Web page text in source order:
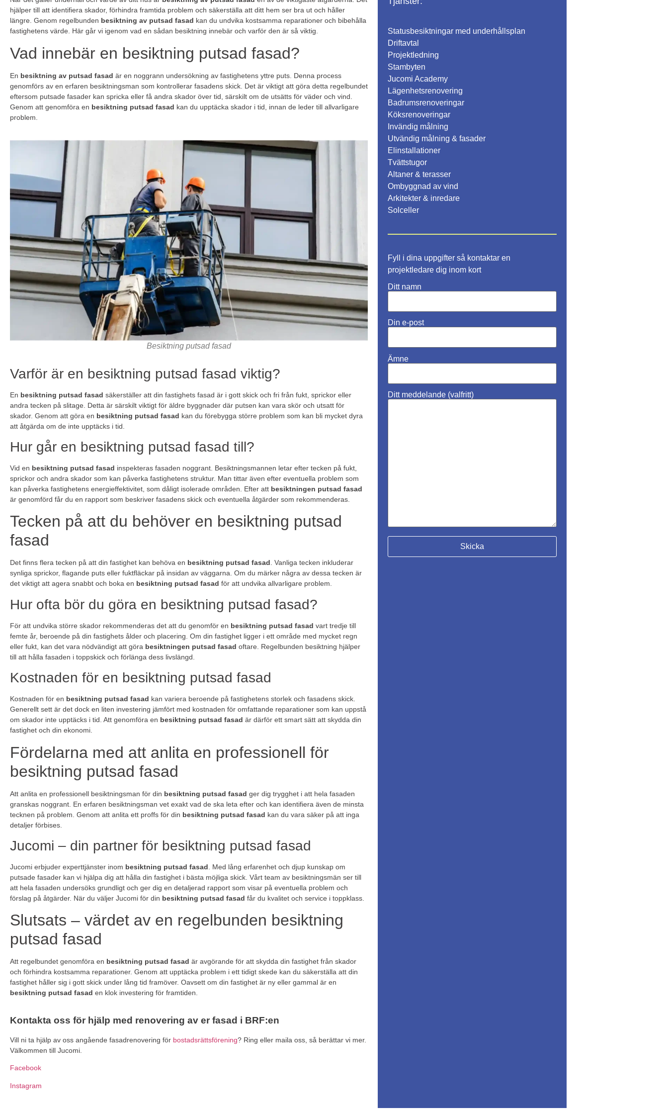
hjälper till att identifiera skador, förhindra framtida problem och säkerställa att ditt hem ser bra ut och håller
längre. Genom regelbunden besiktning av putsad fasad kan du undvika kostsamma reparationer och bibehålla
fastighetens värde. Här går vi igenom vad en sådan besiktning innebär och varför den är så viktig.
Vad innebär en besiktning putsad fasad?
En besiktning av putsad fasad är en noggrann undersökning av fastighetens yttre puts. Denna process
genomförs av en erfaren besiktningsman som kontrollerar fasadens skick. Det är viktigt att göra detta regelbundet
eftersom putsade fasader kan spricka eller få andra skador över tid, särskilt om de utsätts för väder och vind.
Genom att genomföra en besiktning putsad fasad kan du upptäcka skador i tid, innan de leder till allvarligare
problem.
Besiktning putsad fasad
Varför är en besiktning putsad fasad viktig?
En besiktning putsad fasad säkerställer att din fastighets fasad är i gott skick och fri från fukt, sprickor eller
andra tecken på slitage. Detta är särskilt viktigt för äldre byggnader där putsen kan vara skör och utsatt för
skador. Genom att göra en besiktning putsad fasad kan du förebygga större problem som kan bli mycket dyra
att åtgärda om de inte upptäcks i tid.
Hur går en besiktning putsad fasad till?
Vid en besiktning putsad fasad inspekteras fasaden noggrant. Besiktningsmannen letar efter tecken på fukt,
sprickor och andra skador som kan påverka fastighetens struktur. Man tittar även efter eventuella problem som
kan påverka fastighetens energieffektivitet, som dåligt isolerade områden. Efter att besiktningen putsad fasad
är genomförd får du en rapport som beskriver fasadens skick och eventuella åtgärder som rekommenderas.
Tecken på att du behöver en besiktning putsad
fasad
Det finns flera tecken på att din fastighet kan behöva en besiktning putsad fasad. Vanliga tecken inkluderar
synliga sprickor, flagande puts eller fuktfläckar på insidan av väggarna. Om du märker några av dessa tecken är
det viktigt att agera snabbt och boka en besiktning putsad fasad för att undvika allvarligare problem.
Hur ofta bör du göra en besiktning putsad fasad?
För att undvika större skador rekommenderas det att du genomför en besiktning putsad fasad vart tredje till
femte år, beroende på din fastighets ålder och placering. Om din fastighet ligger i ett område med mycket regn
eller fukt, kan det vara nödvändigt att göra besiktningen putsad fasad oftare. Regelbunden besiktning hjälper
till att hålla fasaden i toppskick och förlänga dess livslängd.
Kostnaden för en besiktning putsad fasad
Kostnaden för en besiktning putsad fasad kan variera beroende på fastighetens storlek och fasadens skick.
Generellt sett är det dock en liten investering jämfört med kostnaden för omfattande reparationer som kan uppstå
om skador inte upptäcks i tid. Att genomföra en besiktning putsad fasad är därför ett smart sätt att skydda din
fastighet och din ekonomi.
Fördelarna med att anlita en professionell för
besiktning putsad fasad
Att anlita en professionell besiktningsman för din besiktning putsad fasad ger dig trygghet i att hela fasaden
granskas noggrant. En erfaren besiktningsman vet exakt vad de ska leta efter och kan identifiera även de minsta
tecknen på problem. Genom att anlita ett proffs för din besiktning putsad fasad kan du vara säker på att inga
detaljer förbises.
Jucomi – din partner för besiktning putsad fasad
Jucomi erbjuder experttjänster inom besiktning putsad fasad . Med lång erfarenhet och djup kunskap om
putsade fasader kan vi hjälpa dig att hålla din fastighet i bästa möjliga skick. Vårt team av besiktningsmän ser till
att hela fasaden undersöks grundligt och ger dig en detaljerad rapport som visar på eventuella problem och
förslag på åtgärder. När du väljer Jucomi för din besiktning putsad fasad får du kvalitet och service i toppklass.
Slutsats – värdet av en regelbunden besiktning
putsad fasad
Att regelbundet genomföra en besiktning putsad fasad är avgörande för att skydda din fastighet från skador
och förhindra kostsamma reparationer. Genom att upptäcka problem i ett tidigt skede kan du säkerställa att din
fastighet håller sig i gott skick under lång tid framöver. Oavsett om din fastighet är ny eller gammal är en
besiktning putsad fasad en klok investering för framtiden.
Kontakta oss för hjälp med renovering av er fasad i BRF:en
Vill ni ta hjälp av oss angående fasadrenovering för bostadsrättsförening? Ring eller maila oss, så berättar vi mer.
Välkommen till Jucomi.
Facebook
Instagram
Statusbesiktningar med underhållsplan
Driftavtal
Projektledning
Stambyten
Jucomi Academy
Lägenhetsrenovering
Badrumsrenoveringar
Köksrenoveringar
Invändig målning
Utvändig målning & fasader
Elinstallationer
Tvättstugor
Altaner & terasser
Ombyggnad av vind
Arkitekter & inredare
Solceller
Fyll i dina uppgifter så kontaktar en
projektledare dig inom kort
Ditt namn
Din e-post
Ämne
Ditt meddelande (valfritt)